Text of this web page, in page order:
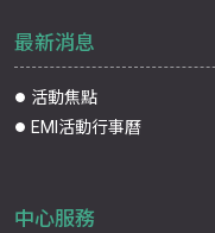
最新消息
活動焦點
EMI活動行事曆
中心服務